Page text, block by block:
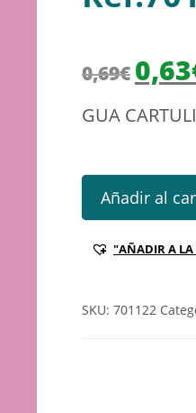
0,69€ El
0,63
GUA
GUA CARTULINA
Añadir al
"AÑADIR A LA
SKU: 701122